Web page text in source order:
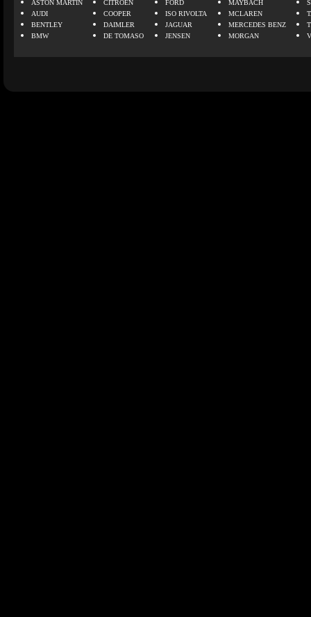
ASTON MARTIN
AUDI
BENTLEY
BMW
CITROEN
COOPER
DAIMLER
DE TOMASO
FORD
ISO RIVOLTA
JAGUAR
JENSEN
MAYBACH
MCLAREN
MERCEDES BENZ
MORGAN